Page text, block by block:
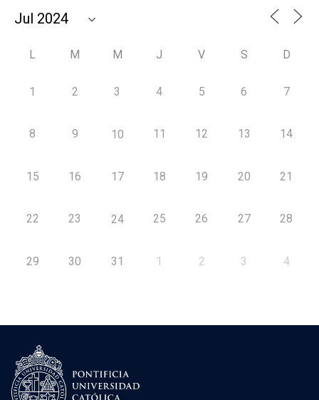
L M M J V S D
1 2 3 4 5 6 7
8 9 10 11 12 13 14
15 16 17 18 19 20 21
22 23 24 25 26 27 28
29 30 31 1 2 3 4